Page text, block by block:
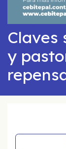
Claves
y